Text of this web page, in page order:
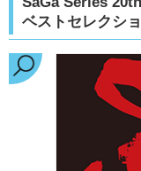
ベストセレクシ